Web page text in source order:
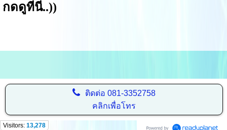
กดดูที่นี่..))
ติดต่อ 081-3352758
คลิกเพื่อโทร
Visitors: 13,278